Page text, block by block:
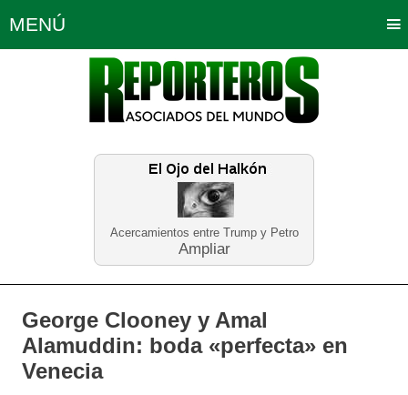
Acercamientos entre Trump y Petro
Ampliar
MENÚ
Política Opinión Bogotá
Planeta Tierra Deportes
Educación Neira
George Clooney y Amal
Alamuddin: boda «perfecta» en
Venecia